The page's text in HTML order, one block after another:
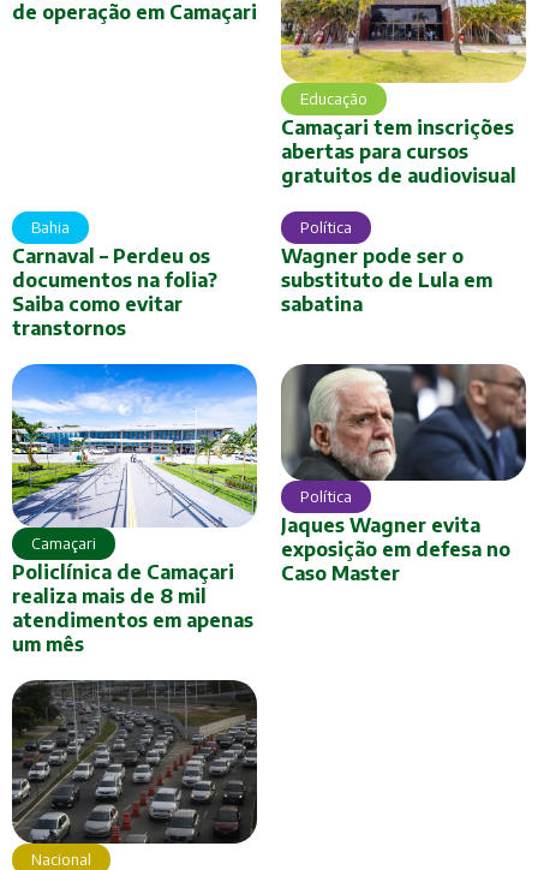
de operação em Camaçari
Educação
Camaçari tem inscrições
abertas para cursos
gratuitos de audiovisual
Bahia
Carnaval – Perdeu os
documentos na folia?
Saiba como evitar
transtornos
Política
Wagner pode ser o
substituto de Lula em
sabatina
Camaçari
Policlínica de Camaçari
realiza mais de 8 mil
atendimentos em apenas
um mês
Política
Jaques Wagner evita
exposição em defesa no
Caso Master
Nacional